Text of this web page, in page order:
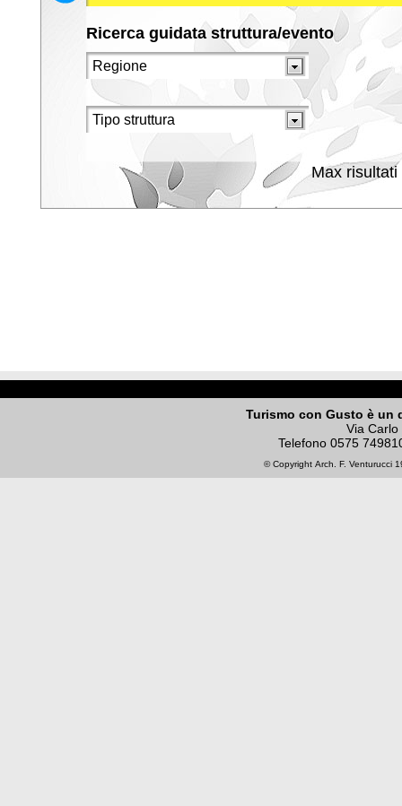
Ricerca guidata struttura/evento
Max risultati
Turismo con Gusto è un
Via
Telefono 0575
© Copyright Arch. F. Venturucci